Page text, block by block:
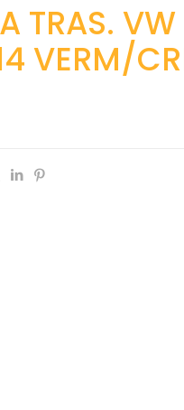
TRAS.
VERM/